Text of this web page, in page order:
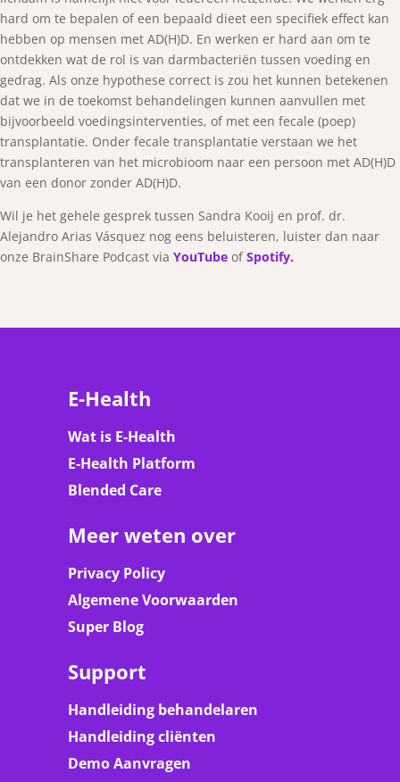
hard om te bepalen of een bepaald dieet een specifiek effect kan
hebben op mensen met AD(H)D. En werken er hard aan om te
ontdekken wat de rol is van darmbacteriën tussen voeding en
gedrag. Als onze hypothese correct is zou het kunnen betekenen
dat we in de toekomst behandelingen kunnen aanvullen met
bijvoorbeeld voedingsinterventies, of met een fecale (poep)
transplantatie. Onder fecale transplantatie verstaan we het
transplanteren van het microbioom naar een persoon met AD(H)D
van een donor zonder AD(H)D.
Wil je het gehele gesprek tussen Sandra Kooij en prof. dr.
Alejandro Arias Vásquez nog eens beluisteren, luister dan naar
onze BrainShare Podcast via YouTube ofSpotify.
E-Health
Wat is E-Health
E-Health Platform
Blended Care
Meer weten over
Privacy Policy
Algemene Voorwaarden
Super Blog
Support
Handleiding behandelaren
Handleiding cliënten
Demo Aanvragen